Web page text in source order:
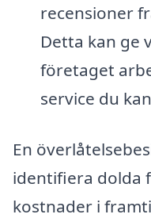
recensioner
Detta kan ge
företaget
service du
En
identifiera dolda
kostnader i